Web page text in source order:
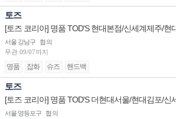
토즈
서울 강남구
협의
무관09/07까지
명품 잡화 슈즈 핸드백
토즈
서울 영등포구
협의